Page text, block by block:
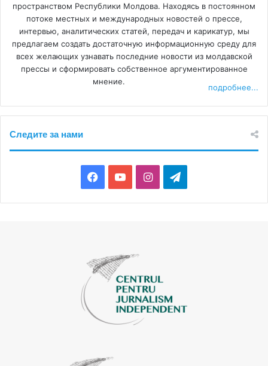
пространством Республики Молдова. Находясь в постоянном
потоке местных и международных новостей о прессе,
интервью, аналитических статей, передач и карикатур, мы
предлагаем создать достаточную информационную среду для
всех желающих узнавать последние новости из молдавской
прессы и сформировать собственное аргументированное
мнение.
подробнее...
Следите за нами
Facebook
YouTubeInstagramTelegram